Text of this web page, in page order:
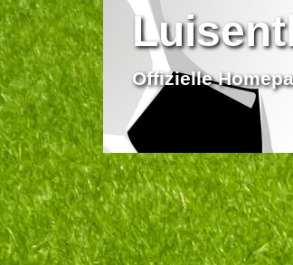
Offizielle